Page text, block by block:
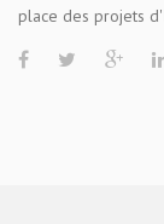
place des projets